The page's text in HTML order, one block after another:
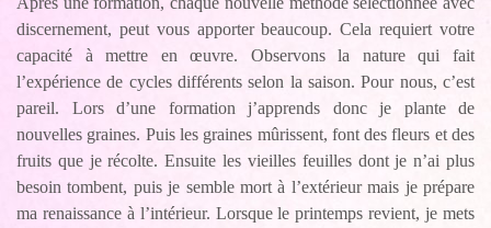
discernement, peut vous apporter beaucoup. Cela requiert votre
capacité à mettre en œuvre. Observons la nature qui fait
l’expérience de cycles différents selon la saison. Pour nous, c’est
pareil. Lors d’une formation j’apprends donc je plante de
nouvelles graines. Puis les graines mûrissent, font des fleurs et des
fruits que je récolte. Ensuite les vieilles feuilles dont je n’ai plus
besoin tombent, puis je semble mort à l’extérieur mais je prépare
ma renaissance à l’intérieur. Lorsque le printemps revient, je mets